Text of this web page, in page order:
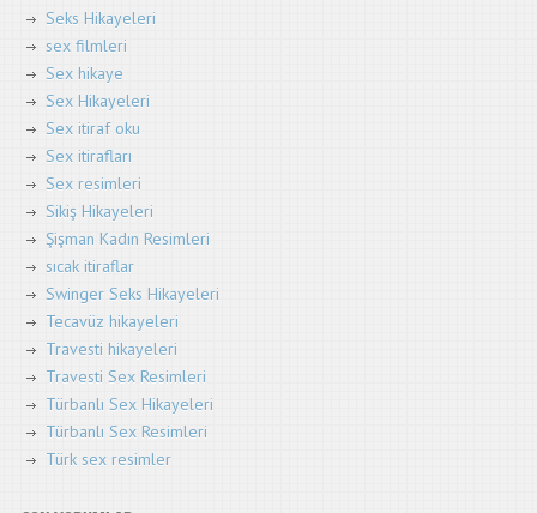
Seks Hikayeleri
sex filmleri
Sex hikaye
Sex Hikayeleri
Sex itiraf oku
Sex itirafları
Sex resimleri
Sikiş Hikayeleri
Şişman Kadın Resimleri
sıcak itiraflar
Swinger Seks Hikayeleri
Tecavüz hikayeleri
Travesti hikayeleri
Travesti Sex Resimleri
Türbanlı Sex Hikayeleri
Türbanlı Sex Resimleri
Türk sex resimler